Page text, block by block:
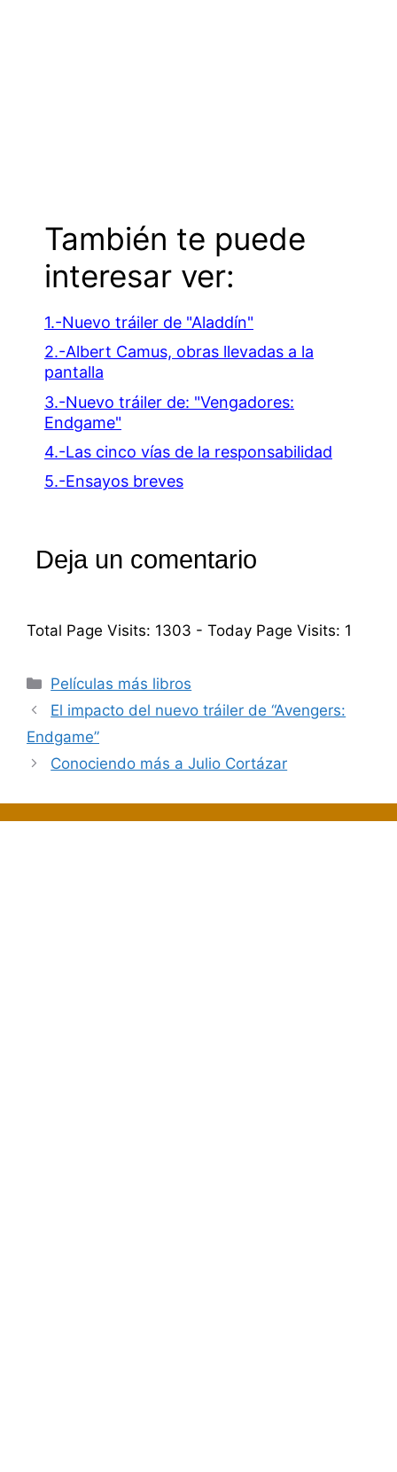
También te puede
interesar ver:
1.-Nuevo tráiler de "Aladdín"
2.-Albert Camus, obras llevadas a la
pantalla
3.-Nuevo tráiler de: "Vengadores:
Endgame"
4.-Las cinco vías de la responsabilidad
5.-Ensayos breves
Deja un comentario
Total Page Visits: 1303 - Today Page Visits: 1
Categorías
Películas más libros
El impacto del nuevo tráiler de “Avengers:
Endgame”
Conociendo más a Julio Cortázar